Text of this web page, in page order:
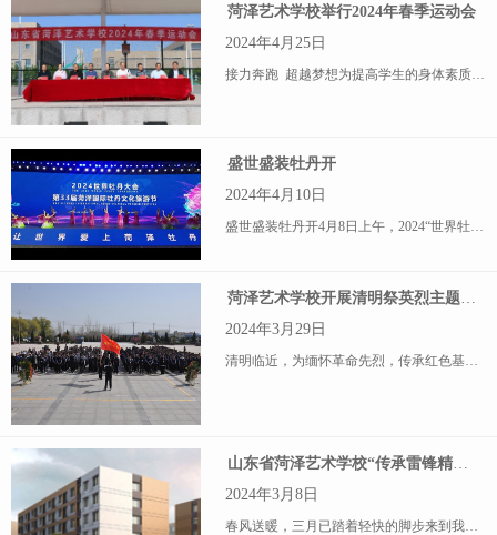
菏泽艺术学校举行2024年春季运动会
2024年4月25日
接力奔跑 超越梦想为提高学生的身体素质，丰富同学们的校园文化生活，展现同学们的青春活力，培养学生团结协作的精神，体现我校学生的时代风采和精神风貌，进一步推动校园体育运动发展，4月24日，菏
盛世盛装牡丹开
2024年4月10日
盛世盛装牡丹开4月8日上午，2024“世界牡丹大会和第33届菏泽国际牡丹文化旅游节”在菏泽会盟台隆重开幕。开幕式上，由菏泽艺术学校师生倾情创作并表演的歌舞节目《盛世牡丹开》拉开盛会的序幕，得到现场领导
菏泽艺术学校开展清明祭英烈主题活动
2024年3月29日
山东省菏泽艺术学校“传承雷锋精神•弘扬榜样力量”倡议书
2024年3月8日
春风送暖，三月已踏着轻快的脚步来到我们身边，每当此时，我们总会回忆起一种精神—雷锋精神。雷锋精神是中华民族传统美德的一种积淀，是一种随着时代进步而不断发展与时俱进的精神，它不会褪色，反而会因时间的推移